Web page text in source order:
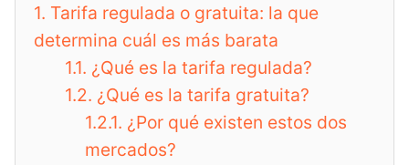
1. Tarifa regulada o gratuita: la que
determina cuál es más barata
1.1. ¿Qué es la tarifa regulada?
1.2. ¿Qué es la tarifa gratuita?
1.2.1. ¿Por qué existen estos dos
mercados?